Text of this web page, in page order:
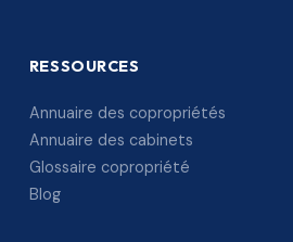
RESSOURCES
Annuaire des copropriétés
Annuaire des cabinets
Glossaire copropriété
Blog